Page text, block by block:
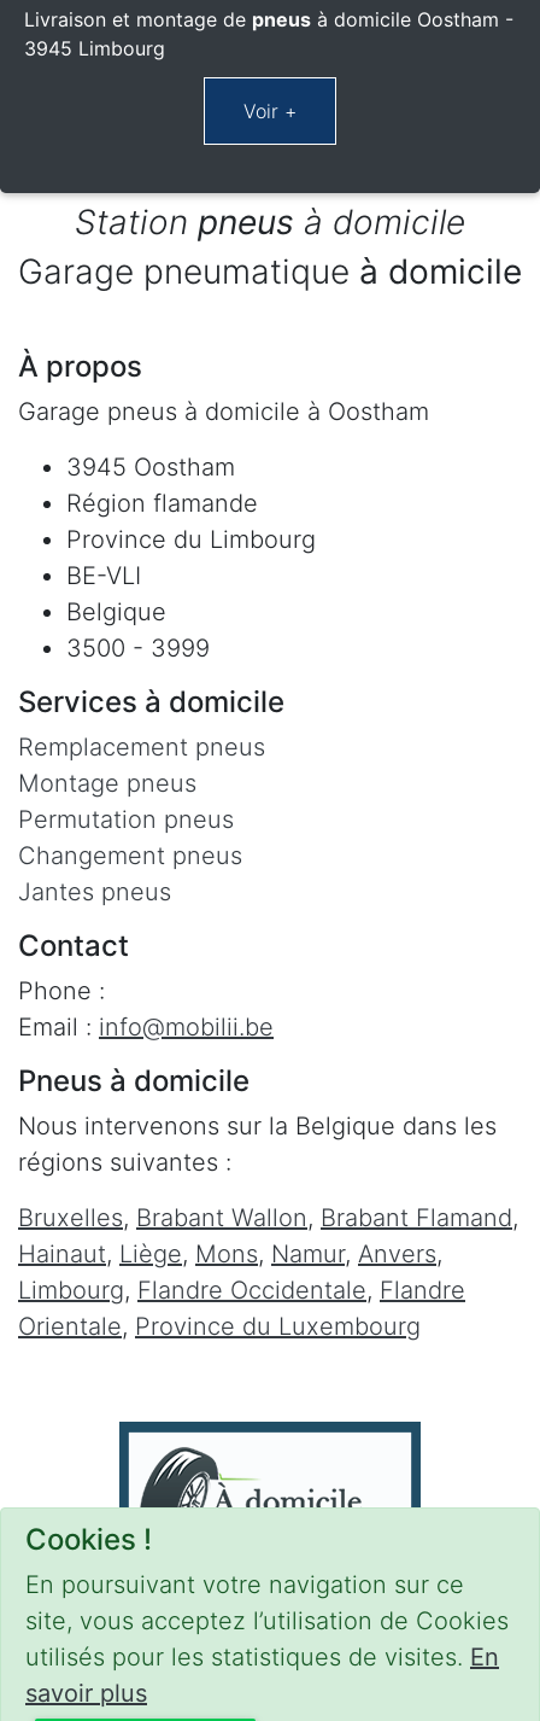
Cookies !
En poursuivant votre navigation sur ce
site, vous acceptez l’utilisation de Cookies
utilisés pour les statistiques de visites. En
savoir plus
Livraison et montage de pneus à domicile Oostham -
3945 Limbourg
Station pneus à domicile
Garage pneumatique à domicile
À propos
Garage pneus à domicile à Oostham
3945 Oostham
Région flamande
Province du Limbourg
BE-VLI
Belgique
3500 - 3999
Services à domicile
Remplacement pneus
Montage pneus
Permutation pneus
Changement pneus
Jantes pneus
Contact
Phone :
Email : info@mobilii.be
Pneus à domicile
Nous intervenons sur la Belgique dans les
régions suivantes :
Bruxelles, Brabant Wallon, Brabant Flamand,
Hainaut, Liège, Mons, Namur, Anvers,
Limbourg, Flandre Occidentale, Flandre
Orientale, Province du Luxembourg
CONDITIONS-